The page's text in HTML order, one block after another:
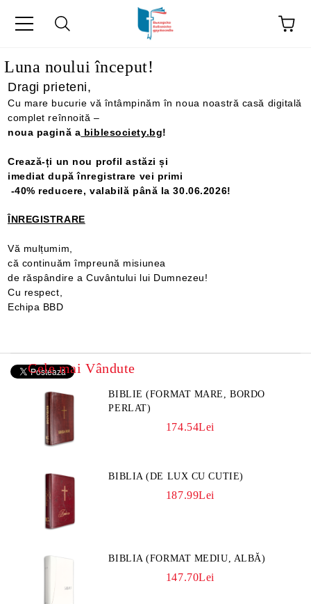
Luna noului început!
Dragi prieteni,
Cu mare bucurie vă întâmpinăm în noua noastră casă digitală
complet reînnoită –
noua pagină a biblesociety.bg!
Crează-ți un nou profil astăzi și
imediat după înregistrare vei primi
-40% reducere, valabilă până la 30.06.2026!
ÎNREGISTRARE
Vă mulțumim,
că continuăm împreună misiunea
de răspândire a Cuvântului lui Dumnezeu!
Cu respect,
Echipa BBD
Cele mai Vândute
BIBLIE (FORMAT MARE, BORDO
PERLAT)
174.54Lei
BIBLIA (DE LUX CU CUTIE)
187.99Lei
BIBLIA (FORMAT MEDIU, ALBĂ)
147.70Lei